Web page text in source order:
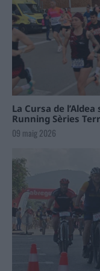
La Cursa de
Running Sèries
09 maig 2026